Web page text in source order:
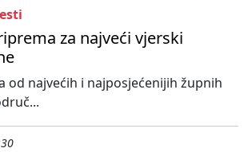
za najveći vjerski
od najvećih i najposjećenijih župnih